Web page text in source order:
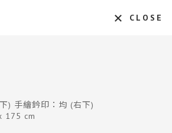
CLOSE
) 手繪鈐印：均 (右下)
175 cm